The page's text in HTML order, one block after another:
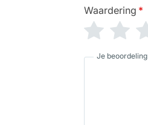
Waardering *
Je beoordeling